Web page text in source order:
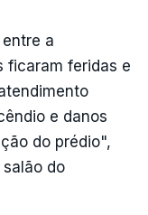
a
ficaram feridas e
e danos
do prédio",
do